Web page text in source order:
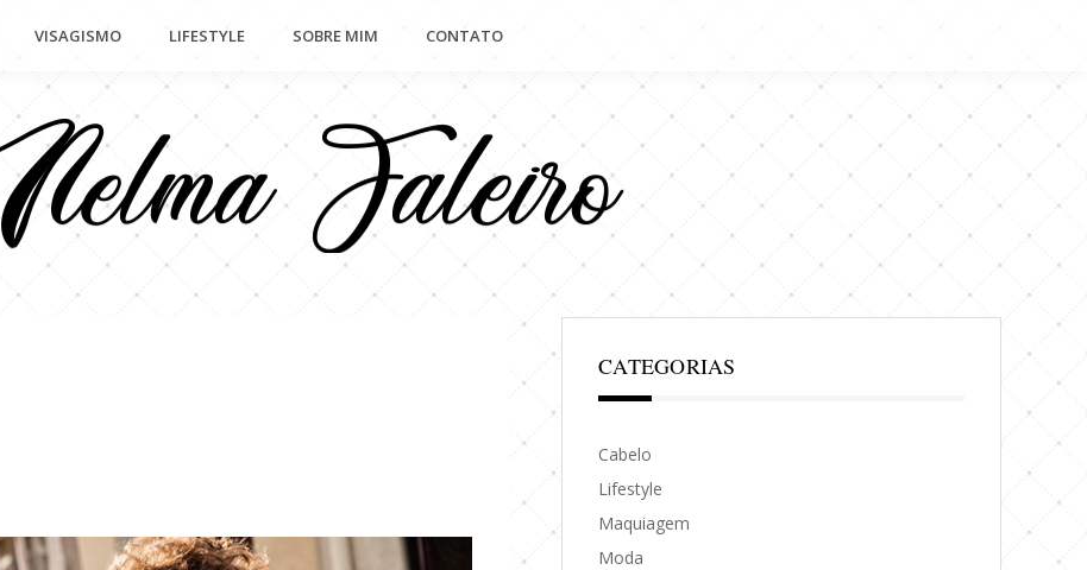
VISAGISMO LIFESTYLE SOBRE MIM CONTATO
CATEGORIAS
Cabelo
Lifestyle
Maquiagem
Moda